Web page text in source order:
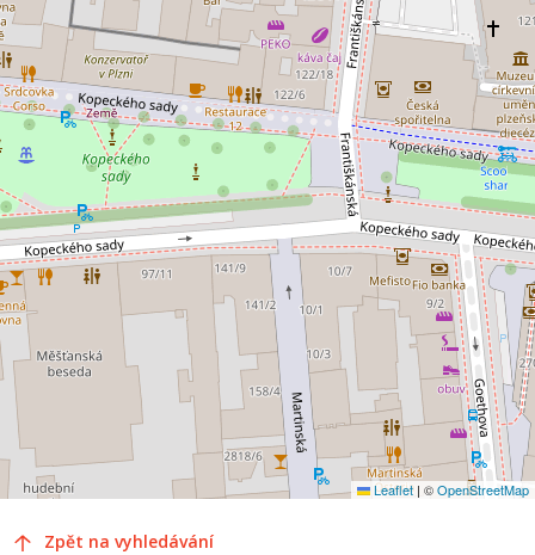
Leaflet | ©OpenStreetMap
Zpět na vyhledávání